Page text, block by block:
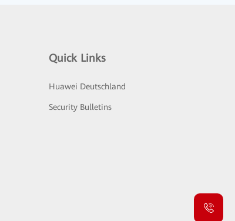
Quick Links
Huawei Deutschland
Security Bulletins